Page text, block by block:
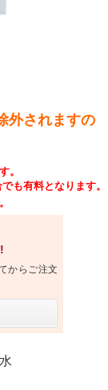
外されますの
。
も有料となります。
からご注文